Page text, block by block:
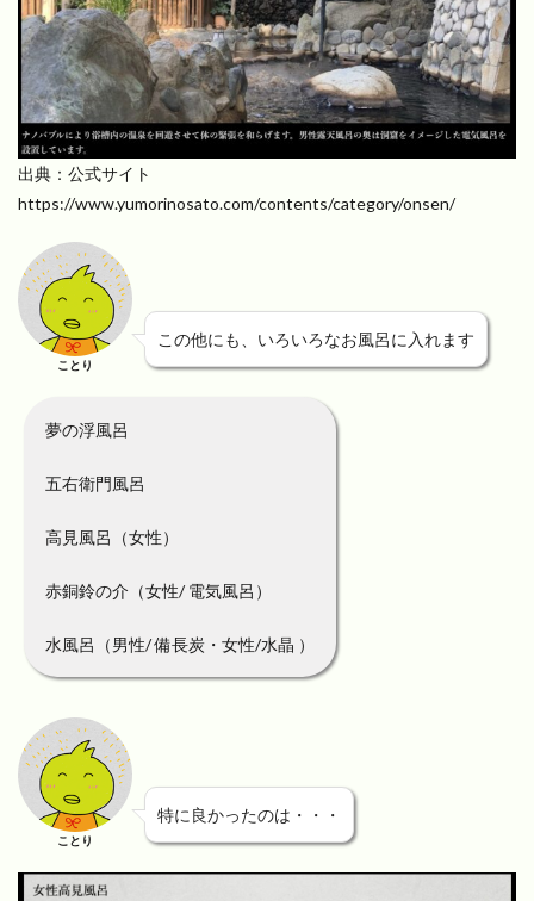
出典：公式サイト
https://www.yumorinosato.com/contents/category/onsen/
ことり
この他にも、いろいろなお風呂に入れます
夢の浮風呂
五右衛門風呂
高見風呂（女性）
赤銅鈴の介（女性/ 電気風呂）
水風呂（男性/ 備長炭・女性/水晶 ）
ことり
特に良かったのは・・・